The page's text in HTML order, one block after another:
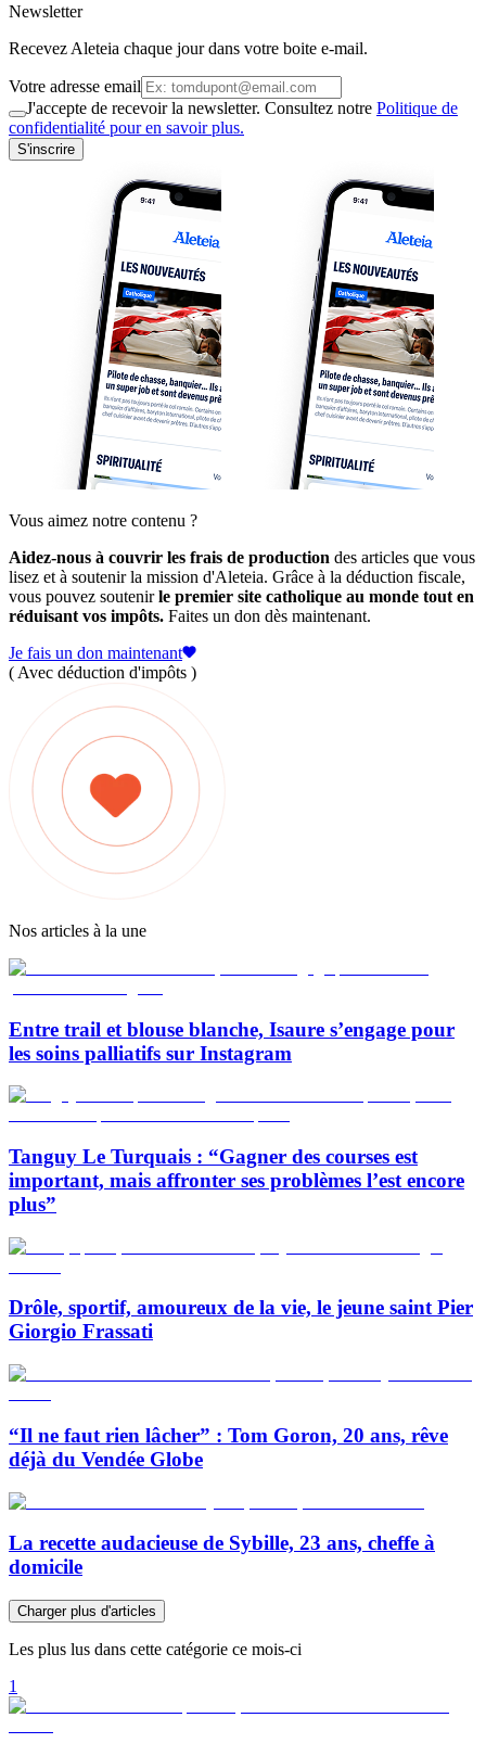
Newsletter
Recevez Aleteia chaque jour dans votre boite e-mail.
Votre adresse email
J'accepte de recevoir la newsletter. Consultez notre Politique de
confidentialité pour en savoir plus.
S'inscrire
Vous aimez notre contenu ?
Aidez-nous à couvrir les frais de production des articles que vous
lisez et à soutenir la mission d'Aleteia. Grâce à la déduction fiscale,
vous pouvez soutenirle premier site catholique au monde tout en
réduisant vos impôts. Faites un don dès maintenant.
Je fais un don maintenant
( Avec déduction d'impôts )
Nos articles à la une
Entre trail et blouse blanche, Isaure s’engage pour
les soins palliatifs sur Instagram
Tanguy Le Turquais : “Gagner des courses est
important, mais affronter ses problèmes l’est encore
plus”
Drôle, sportif, amoureux de la vie, le jeune saint Pier
Giorgio Frassati
“Il ne faut rien lâcher” : Tom Goron, 20 ans, rêve
déjà du Vendée Globe
La recette audacieuse de Sybille, 23 ans, cheffe à
domicile
Charger plus d'articles
Les plus lus dans cette catégorie ce mois-ci
1